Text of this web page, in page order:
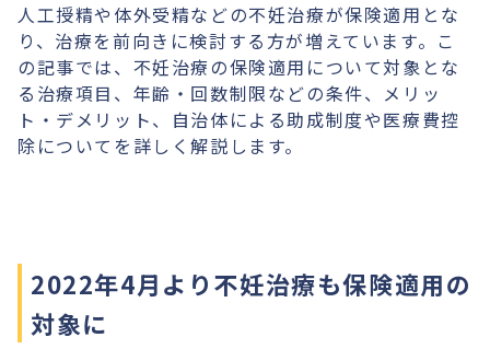
人工授精や体外受精などの不妊治療が保険適用とな
り、治療を前向きに検討する方が増えています。こ
の記事では、不妊治療の保険適用について対象とな
る治療項目、年齢・回数制限などの条件、メリッ
ト・デメリット、自治体による助成制度や医療費控
除についてを詳しく解説します。
2022年4月より不妊治療も保険適用の
対象に